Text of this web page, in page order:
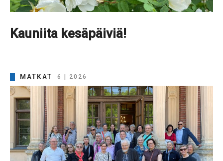
Kauniita kesäpäiviä!
MATKAT 6 | 2026